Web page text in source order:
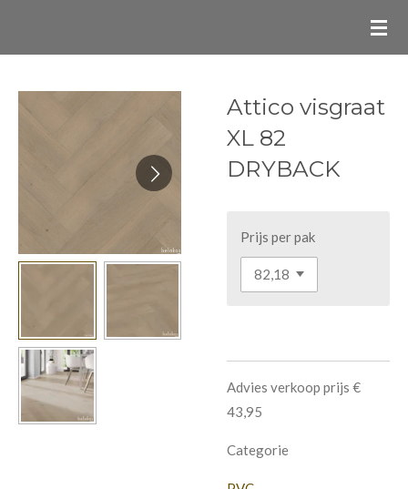
de
Attico visgraat
XL 82
DRYBACK
Prijs per pak
Advies verkoop prijs €
43,95
Categorie